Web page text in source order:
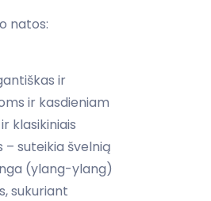
natos:
ir
ir kasdieniam
klasikiniais
– suteikia švelnią
(ylang-ylang)
sukuriant